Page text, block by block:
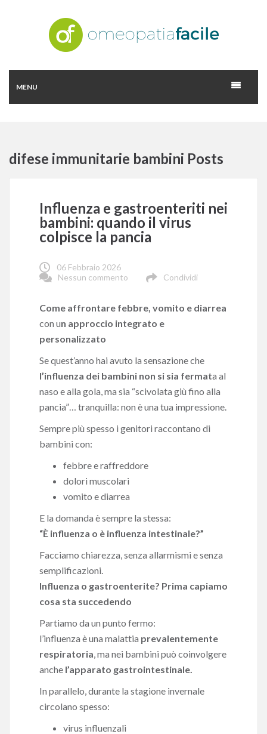
MENU
difese immunitarie bambini Posts
Influenza e gastroenteriti nei
bambini: quando il virus
colpisce la pancia
06 Febbraio 2026
Nessun commento
Condividi
Come affrontare febbre, vomito e diarrea
con un approccio integrato e
personalizzato
Se quest’anno hai avuto la sensazione che
l’influenza dei bambini non si sia fermata al
naso e alla gola, ma sia “scivolata giù fino alla
pancia”… tranquilla: non è una tua impressione.
Sempre più spesso i genitori raccontano di
bambini con:
febbre e raffreddore
dolori muscolari
vomito e diarrea
E la domanda è sempre la stessa:
“È influenza o è influenza intestinale?”
Facciamo chiarezza, senza allarmismi e senza
semplificazioni.
Influenza o gastroenterite? Prima capiamo
cosa sta succedendo
Partiamo da un punto fermo:
l’influenza è una malattia prevalentemente
respiratoria, ma nei bambini può coinvolgere
anche l’apparato gastrointestinale.
In parallelo, durante la stagione invernale
circolano spesso:
virus influenzali